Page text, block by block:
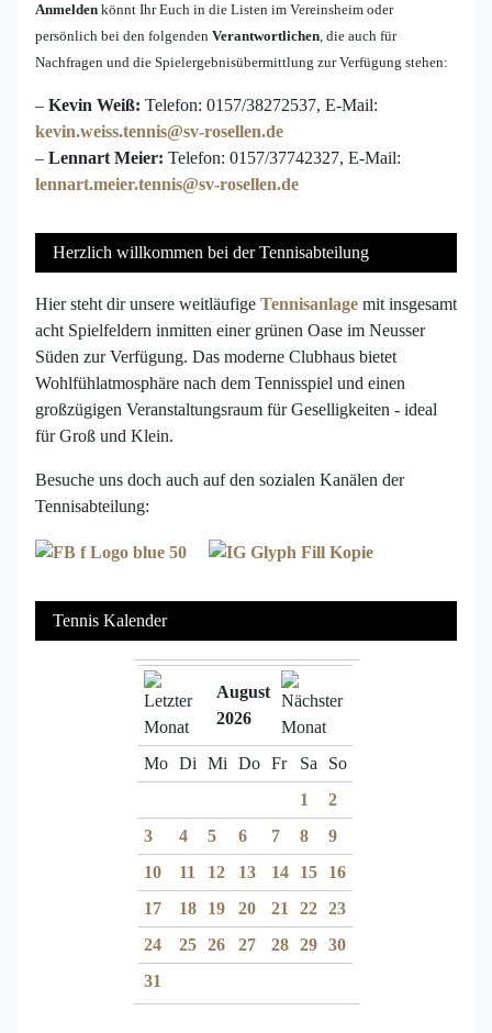
Anmelden könnt Ihr Euch in die Listen im Vereinsheim oder
persönlich bei den folgenden Verantwortlichen, die auch für
Nachfragen und die Spielergebnisübermittlung zur Verfügung stehen:
– Kevin Weiß: Telefon: 0157/38272537, E-Mail:
kevin.weiss.tennis@sv-rosellen.de
– Lennart Meier: Telefon: 0157/37742327, E-Mail:
lennart.meier.tennis@sv-rosellen.de
Herzlich willkommen bei der Tennisabteilung
Hier steht dir unsere weitläufige Tennisanlage mit insgesamt
acht Spielfeldern inmitten einer grünen Oase im Neusser
Süden zur Verfügung. Das moderne Clubhaus bietet
Wohlfühlatmosphäre nach dem Tennisspiel und einen
großzügigen Veranstaltungsraum für Geselligkeiten - ideal
für Groß und Klein.
Besuche uns doch auch auf den sozialen Kanälen der
Tennisabteilung:
Tennis Kalender
August
2026
Mo Di Mi Do Fr Sa
So
1
2
3
4 5 6 7 8
9
10
11 12 13 14 15
16
17
18 19 20 21 22 23
24
25 26 27 28 29 30
31